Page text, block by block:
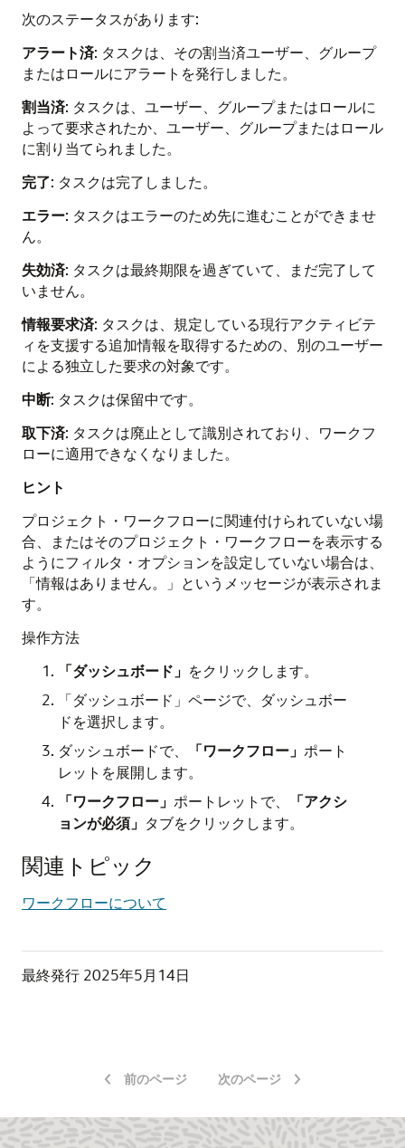
次のステータスがあります:
アラート済: タスクは、その割当済ユーザー、グループ
またはロールにアラートを発行しました。
割当済: タスクは、ユーザー、グループまたはロールに
よって要求されたか、ユーザー、グループまたはロール
に割り当てられました。
完了: タスクは完了しました。
エラー: タスクはエラーのため先に進むことができませ
ん。
失効済: タスクは最終期限を過ぎていて、まだ完了して
いません。
情報要求済: タスクは、規定している現行アクティビテ
ィを支援する追加情報を取得するための、別のユーザー
による独立した要求の対象です。
中断: タスクは保留中です。
取下済: タスクは廃止として識別されており、ワークフ
ローに適用できなくなりました。
ヒント
プロジェクト・ワークフローに関連付けられていない場
合、またはそのプロジェクト・ワークフローを表示する
ようにフィルタ・オプションを設定していない場合は、
「情報はありません。」というメッセージが表示されま
す。
操作方法
「ダッシュボード」 をクリックします。
「ダッシュボード」ページで、ダッシュボー
ドを選択します。
ダッシュボードで、
「ワークフロー」 ポート
レットを展開します。
「ワークフロー」 ポートレットで、
「アクシ
ョンが必須」 タブをクリックします。
関連トピック
ワークフローについて
最終発行 2025年5月14日
前のページ 次のページ